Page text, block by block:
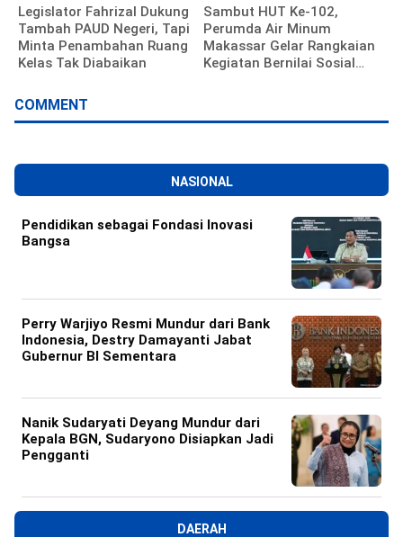
Legislator Fahrizal Dukung
Tambah PAUD Negeri, Tapi
Minta Penambahan Ruang
Kelas Tak Diabaikan
Sambut HUT Ke-102,
Perumda Air Minum
Makassar Gelar Rangkaian
Kegiatan Bernilai Sosial
COMMENT
NASIONAL
Pendidikan sebagai Fondasi Inovasi
Bangsa
Perry Warjiyo Resmi Mundur dari Bank
Indonesia, Destry Damayanti Jabat
Gubernur BI Sementara
Nanik Sudaryati Deyang Mundur dari
Kepala BGN, Sudaryono Disiapkan Jadi
Pengganti
DAERAH